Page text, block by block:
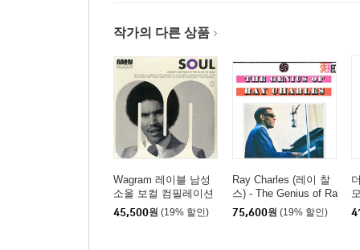
작가의 다른 상품
Wagram 레이블 남성
소울 보컬 컴필레이션
(Soul Men) [2LP]
45,500원 (19% 할인)
Ray Charles (레이 찰
스) - The Genius of Ra
y Charles [SACD Hybri
75,600원 (19% 할인)